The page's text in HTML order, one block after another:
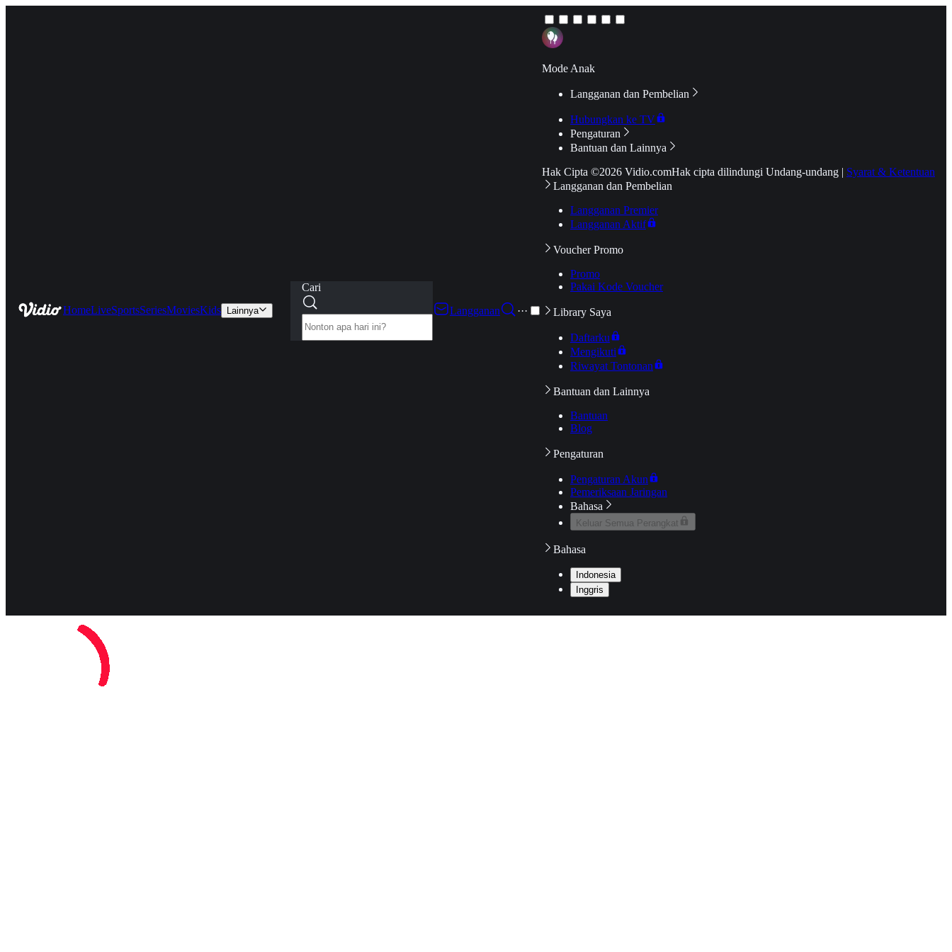
HomeLiveSportsSeriesMoviesKids Lainnya
Cari
Langganan
···
Mode Anak
Langganan dan Pembelian
Hubungkan ke TV
Pengaturan
Bantuan dan Lainnya
Hak Cipta ©2026 Vidio.comHak cipta dilindungi Undang-undang | Syarat & Ketentuan
Langganan dan Pembelian
Langganan Premier
Langganan Aktif
Voucher Promo
Promo
Pakai Kode Voucher
Library Saya
Daftarku
Mengikuti
Riwayat Tontonan
Bantuan dan Lainnya
Bantuan
Blog
Pengaturan
Pengaturan Akun
Pemeriksaan Jaringan
Bahasa
Keluar Semua Perangkat
Bahasa
Indonesia
Inggris